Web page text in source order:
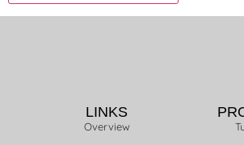
LINKS
Overview